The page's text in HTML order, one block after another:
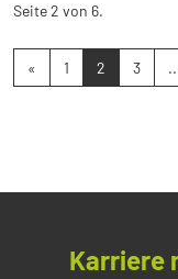
Seite 2 von 6.
« 1 2 3
Karriere